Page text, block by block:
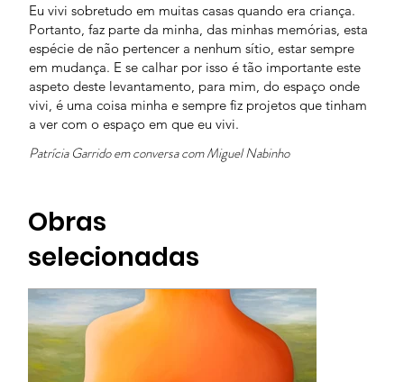
Eu vivi sobretudo em muitas casas quando era criança.
Portanto, faz parte da minha, das minhas memórias, esta
espécie de não pertencer a nenhum sítio, estar sempre
em mudança. E se calhar por isso é tão importante este
aspeto deste levantamento, para mim, do espaço onde
vivi, é uma coisa minha e sempre fiz projetos que tinham
a ver com o espaço em que eu vivi.
Patrícia Garrido em conversa com Miguel Nabinho
Obras
selecionadas